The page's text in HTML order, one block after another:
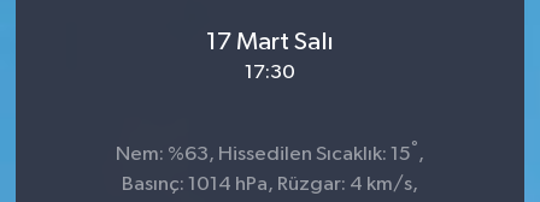
17 Mart Salı
17:30
Nem: %63, Hissedilen Sıcaklık: 15° ,
Basınç: 1014 hPa, Rüzgar: 4 km/s,